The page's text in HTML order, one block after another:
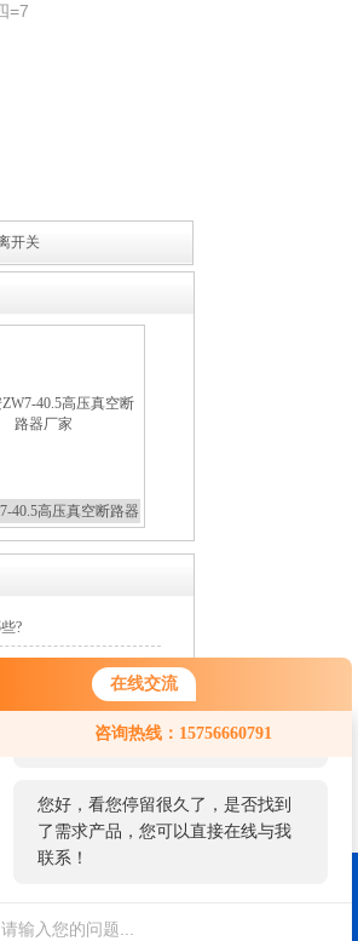
在线交流
咨询热线：15756660791
您好！欢迎前来咨询，很高兴为您
服务，请问您要咨询什么问题呢？
您好，看您停留很久了，是否找到
了需求产品，您可以直接在线与我
联系！
=7
开关
40.5高压真空断路器
?
护性能